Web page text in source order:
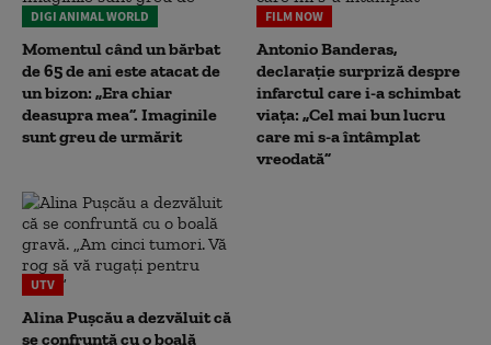
DIGI ANIMAL WORLD
Momentul când un bărbat
de 65 de ani este atacat de
un bizon: „Era chiar
deasupra mea”. Imaginile
sunt greu de urmărit
FILM NOW
Antonio Banderas,
declarație surpriză despre
infarctul care i-a schimbat
viața: „Cel mai bun lucru
care mi s-a întâmplat
vreodată”
UTV
Alina Pușcău a dezvăluit că
se confruntă cu o boală